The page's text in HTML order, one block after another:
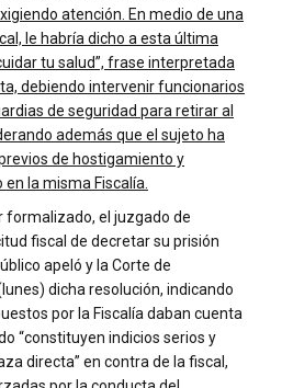
atención. En medio de una
le habría dicho a esta última
tu salud”, frase interpretada
debiendo intervenir funcionarios
de seguridad para retirar al
además que el sujeto ha
de hostigamiento y
la misma Fiscalía.
formalizado, el juzgado de
fiscal de decretar su prisión
apeló y la Corte de
dicha resolución, indicando
por la Fiscalía daban cuenta
“constituyen indicios serios y
directa” en contra de la fiscal,